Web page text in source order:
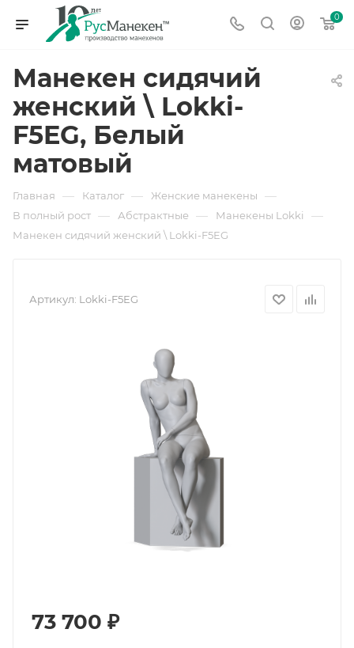
0
Манекен сидячий
женский \ Lokki-
F5EG, Белый
матовый
Главная — Каталог — Женские манекены —
В полный рост — Абстрактные — Манекены Lokki —
Манекен сидячий женский \ Lokki-F5EG
Артикул: Lokki-F5EG
73 700 ₽